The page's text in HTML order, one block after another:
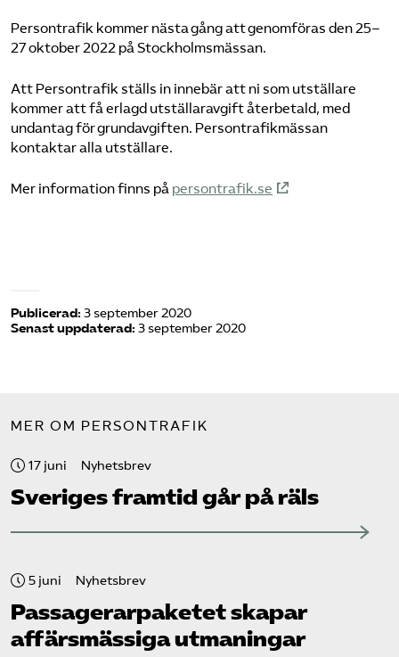
Persontrafik kommer nästa gång att genomföras den 25–
27 oktober 2022 på Stockholmsmässan.
Att Persontrafik ställs in innebär att ni som utställare
kommer att få erlagd utställaravgift återbetald, med
undantag för grundavgiften. Persontrafikmässan
kontaktar alla utställare.
Mer information finns på persontrafik.se
Publicerad: 3 september 2020
Senast uppdaterad: 3 september 2020
MER OM PERSONTRAFIK
17 juni Nyhetsbrev
Sveriges framtid går på räls
5 juni Nyhetsbrev
Passagerarpaketet skapar
affärsmässiga utmaningar